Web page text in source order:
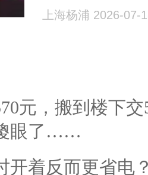
上海杨浦 2026-07-
元，搬到楼下
眼了……
开着反而更省电